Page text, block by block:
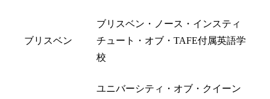
ブリスベン
ブリスベン・ノース・インスティ
チュート・オブ・TAFE付属英語学
校
ユニバーシティ・オブ・クイーン